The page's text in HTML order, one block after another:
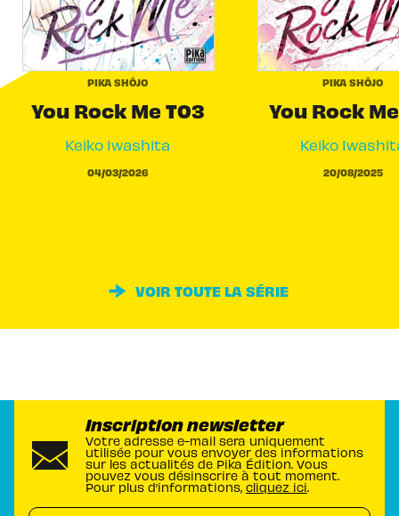
PIKA SHÔJO
You Rock Me T03
Keiko Iwashita
04/03/2026
PIKA SHÔJO
You Rock
Keiko
20/08/2025
VOIR TOUTE LA SÉRIE
Inscription newsletter
Votre adresse e-mail sera uniquement
utilisée pour vous envoyer des informations
sur les actualités de Pika Édition. Vous
pouvez vous désinscrire à tout moment.
Pour plus d’informations, cliquez ici.